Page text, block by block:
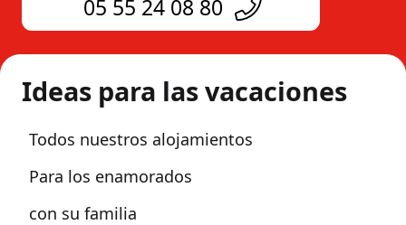
05 55 24 08 80
Ideas para las vacaciones
Todos nuestros alojamientos
Para los enamorados
con su familia